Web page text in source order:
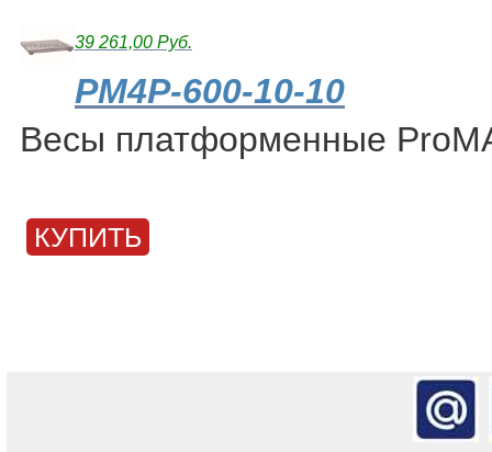
39 261,00 Руб.
PM4P-600-10-10
Весы платформенные
КУПИТЬ